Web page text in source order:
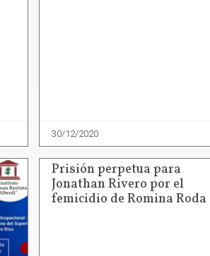
30/12/2020
Prisión perpetua para
Jonathan Rivero por el
femicidio de Romina Roda